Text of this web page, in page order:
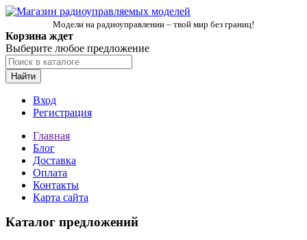
Модели на радиоуправлении – твой мир без границ!
Корзина ждет
Выберите любое предложение
Найти
Вход
Регистрация
Главная
Блог
Доставка
Оплата
Контакты
Карта сайта
Каталог предложений